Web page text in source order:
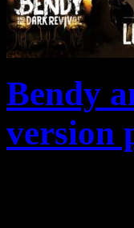
Bendy
version